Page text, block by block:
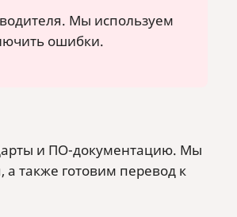
Мы используем
ошибки.
и ПО-документацию. Мы
также готовим перевод к